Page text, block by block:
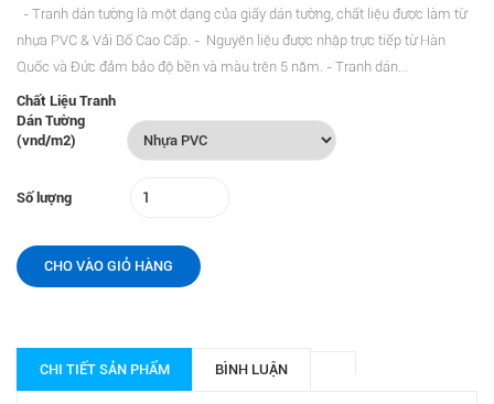
- Tranh dán tường là một dạng của giấy dán tường, chất liệu được làm từ
nhựa PVC & Vải Bố Cao Cấp. - Nguyên liệu được nhập trực tiếp từ Hàn
Quốc và Đức đảm bảo độ bền và màu trên 5 năm. - Tranh dán...
Chất Liệu Tranh
Dán Tường
(vnd/m2)
Số lượng
CHO VÀO GIỎ HÀNG
CHI TIẾT SẢN PHẨM BÌNH LUẬN